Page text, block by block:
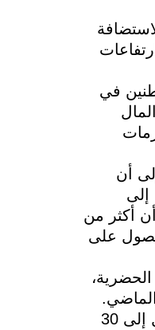
في
أن
إلى
أن أكثر من
على
وأوضح أن المصنع مصمم لمعالجة ما يصل إلى 365 ألف طن من النفايات سنوياً وإنتاج ما يصل إلى 30